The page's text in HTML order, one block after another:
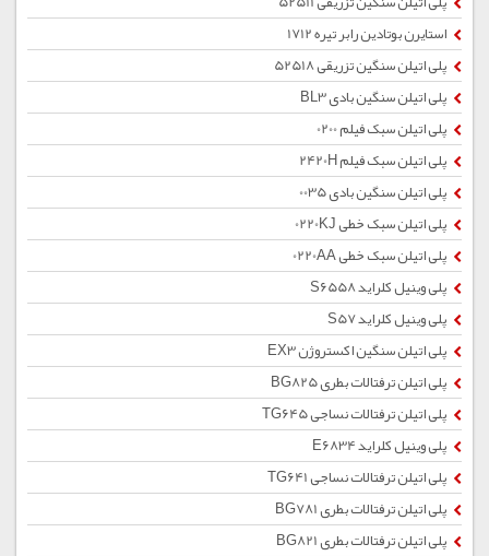
استایرن بوتادین رابر تیره 1712
پلی اتیلن سنگین تزریقی 52518
پلی اتیلن سنگین بادی BL3
پلی اتیلن سبک فیلم 0200
پلی اتیلن سبک فیلم 2420H
پلی اتیلن سنگین بادی 0035
پلی اتیلن سبک خطی 0220KJ
پلی اتیلن سبک خطی 0220AA
پلی وینیل کلراید S6558
پلی وینیل کلراید S57
پلی اتیلن سنگین اکستروژن EX3
پلی اتیلن ترفتالات بطری BG825
پلی اتیلن ترفتالات نساجی TG645
پلی وینیل کلراید E6834
پلی اتیلن ترفتالات نساجی TG641
پلی اتیلن ترفتالات بطری BG781
پلی اتیلن ترفتالات بطری BG821